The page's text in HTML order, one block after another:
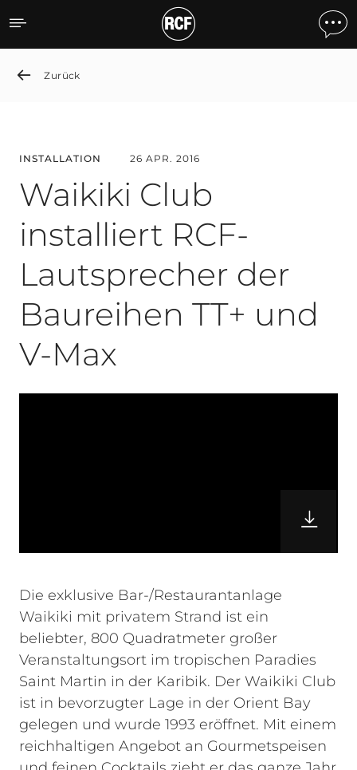
Waikiki Club installiert
Zurück
INSTALLATION 26 APR. 2016
Waikiki Club
installiert RCF-
Lautsprecher der
Baureihen TT+ und
V-Max
Die exklusive Bar-/Restaurantanlage
Waikiki mit privatem Strand ist ein
beliebter, 800 Quadratmeter großer
Veranstaltungsort im tropischen Paradies
Saint Martin in der Karibik. Der Waikiki Club
ist in bevorzugter Lage in der Orient Bay
gelegen und wurde 1993 eröffnet. Mit einem
reichhaltigen Angebot an Gourmetspeisen